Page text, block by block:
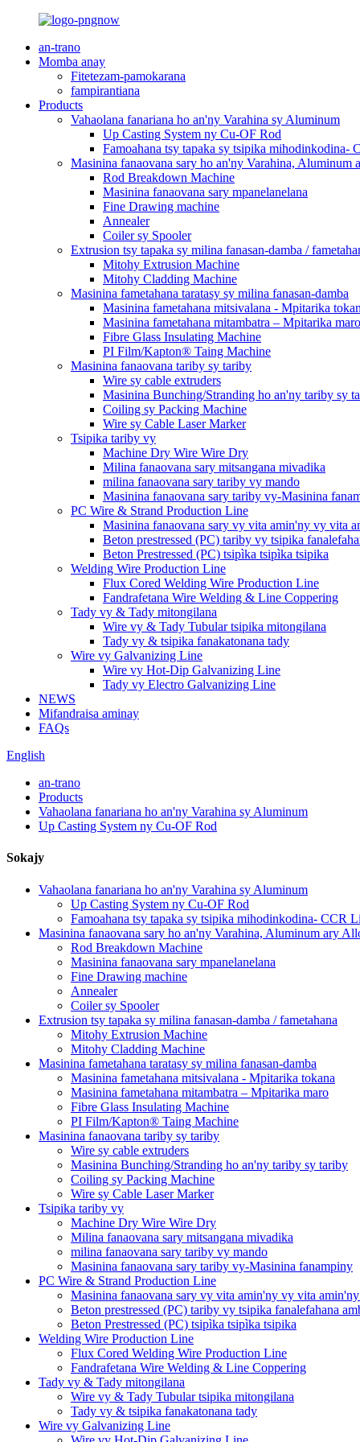
an-trano
Momba anay
Fitetezam-pamokarana
fampirantiana
Products
Vahaolana fanariana ho an'ny Varahina sy Aluminum
Up Casting System ny Cu-OF Rod
Famoahana tsy tapaka sy tsipika mihodinkodina-
Masinina fanaovana sary ho an'ny Varahina, Aluminum
Rod Breakdown Machine
Masinina fanaovana sary mpanelanelana
Fine Drawing machine
Annealer
Coiler sy Spooler
Extrusion tsy tapaka sy milina fanasan-damba /
Mitohy Extrusion Machine
Mitohy Cladding Machine
Masinina fametahana taratasy sy milina fanasan-damba
Masinina fametahana mitsivalana - Mpitarika
Masinina fametahana mitambatra – Mpitarika maro
Fibre Glass Insulating Machine
PI Film/Kapton® Taing Machine
Masinina fanaovana tariby sy tariby
Wire sy cable extruders
Masinina Bunching/Stranding ho an'ny tariby sy
Coiling sy Packing Machine
Wire sy Cable Laser Marker
Tsipika tariby vy
Machine Dry Wire Wire Dry
Milina fanaovana sary mitsangana mivadika
milina fanaovana sary tariby vy mando
Masinina fanaovana sary tariby vy-Masinina
PC Wire & Strand Production Line
Masinina fanaovana sary vy vita amin'ny vy vita
Beton prestressed (PC) tariby vy tsipika
Beton Prestressed (PC) tsipìka tsipìka tsipika
Welding Wire Production Line
Flux Cored Welding Wire Production Line
Fandrafetana Wire Welding & Line Coppering
Tady vy & Tady mitongilana
Wire vy & Tady Tubular tsipika mitongilana
Tady vy & tsipika fanakatonana tady
Wire vy Galvanizing Line
Wire vy Hot-Dip Galvanizing Line
Tady vy Electro Galvanizing Line
NEWS
Mifandraisa aminay
FAQs
English
an-trano
Products
Vahaolana fanariana ho an'ny Varahina sy Aluminum
Up Casting System ny Cu-OF Rod
Sokajy
Vahaolana fanariana ho an'ny Varahina sy Aluminum
Up Casting System ny Cu-OF Rod
Famoahana tsy tapaka sy tsipika mihodinkodina- CCR
Masinina fanaovana sary ho an'ny Varahina, Aluminum ary
Rod Breakdown Machine
Masinina fanaovana sary mpanelanelana
Fine Drawing machine
Annealer
Coiler sy Spooler
Extrusion tsy tapaka sy milina fanasan-damba / fametahana
Mitohy Extrusion Machine
Mitohy Cladding Machine
Masinina fametahana taratasy sy milina fanasan-damba
Masinina fametahana mitsivalana - Mpitarika tokana
Masinina fametahana mitambatra – Mpitarika maro
Fibre Glass Insulating Machine
PI Film/Kapton® Taing Machine
Masinina fanaovana tariby sy tariby
Wire sy cable extruders
Masinina Bunching/Stranding ho an'ny tariby sy tariby
Coiling sy Packing Machine
Wire sy Cable Laser Marker
Tsipika tariby vy
Machine Dry Wire Wire Dry
Milina fanaovana sary mitsangana mivadika
milina fanaovana sary tariby vy mando
Masinina fanaovana sary tariby vy-Masinina fanampiny
PC Wire & Strand Production Line
Masinina fanaovana sary vy vita amin'ny vy vita
Beton prestressed (PC) tariby vy tsipika fanalefahana
Beton Prestressed (PC) tsipìka tsipìka tsipika
Welding Wire Production Line
Flux Cored Welding Wire Production Line
Fandrafetana Wire Welding & Line Coppering
Tady vy & Tady mitongilana
Wire vy & Tady Tubular tsipika mitongilana
Tady vy & tsipika fanakatonana tady
Wire vy Galvanizing Line